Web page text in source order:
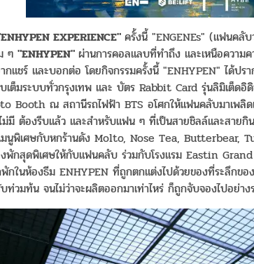
EXPERIENCE" ครั้งนี้ "ENGENEs" (แฟนคลั
ๆ "ENHYPEN" ผ่านการคอลแลบที่ทำถึง และเหนือความ
กแชร์ และบอกต่อ โดยกิจกรรมครั้งนี้ "ENHYPEN" ได้
เต็มระบบทั่วกรุงเทพ และ บัตร Rabbit Card รุ่นลิมิเต็ด
Booth ณ สถานีรถไฟฟ้า BTS อโศกให้แฟนคลับมาเพลิ
ม่มี ต้องรีบแล้ว และสำหรับแฟน ๆ ที่เป็นสายชิลล์และสาย
มนูพิเศษกับหกร้านดัง Molto, Nose Tea,
งพักสุดพิเศษให้กับแฟนคลับ ร่วมกับโรงแรม Eastin
กในห้องธีม ENHYPEN ที่ถูกตกแต่งไปด้วยของที่ระลึกข
ท่วมท้น จนไม่ว่าจะผลิตออกมาเท่าไหร่ ก็ถูกจับจองไปอย่าง